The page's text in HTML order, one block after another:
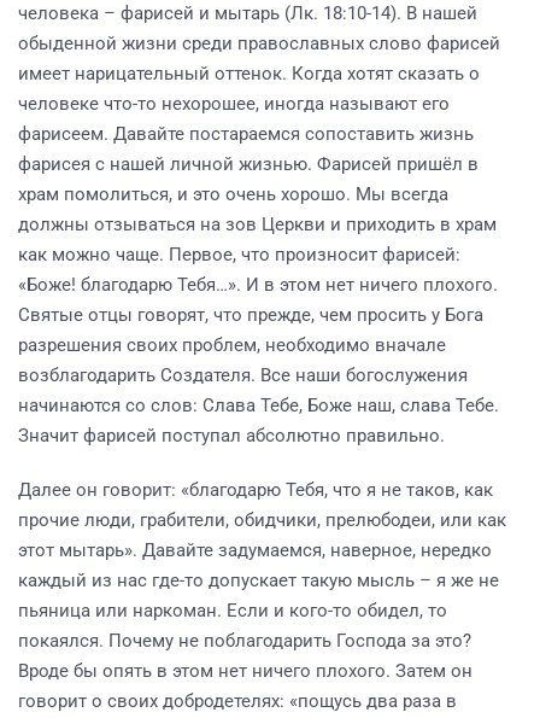
человека – фарисей и мытарь (Лк. 18:10-14). В нашей
обыденной жизни среди православных слово фарисей
имеет нарицательный оттенок. Когда хотят сказать о
человеке что-то нехорошее, иногда называют его
фарисеем. Давайте постараемся сопоставить жизнь
фарисея с нашей личной жизнью. Фарисей пришёл в
храм помолиться, и это очень хорошо. Мы всегда
должны отзываться на зов Церкви и приходить в храм
как можно чаще. Первое, что произносит фарисей:
«Боже! благодарю Тебя…». И в этом нет ничего плохого.
Святые отцы говорят, что прежде, чем просить у Бога
разрешения своих проблем, необходимо вначале
возблагодарить Создателя. Все наши богослужения
начинаются со слов: Слава Тебе, Боже наш, слава Тебе.
Значит фарисей поступал абсолютно правильно.
Далее он говорит: «благодарю Тебя, что я не таков, как
прочие люди, грабители, обидчики, прелюбодеи, или как
этот мытарь». Давайте задумаемся, наверное, нередко
каждый из нас где-то допускает такую мысль – я же не
пьяница или наркоман. Если и кого-то обидел, то
покаялся. Почему не поблагодарить Господа за это?
Вроде бы опять в этом нет ничего плохого. Затем он
говорит о своих добродетелях: «пощусь два раза в